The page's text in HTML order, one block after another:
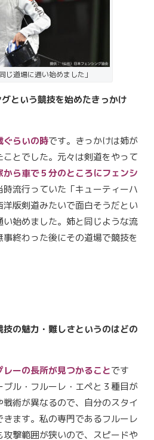
じ道場に通い始めました」
という競技を始めたきっかけ
ぐらいの時です。きっかけは姉が
とでした。元々は剣道をやって
から車で５分のところにフェンシ
時流行っていた「キューティーハ
版剣道みたいで面白そうだとい
始めました。姉と同じような流
終わった後にその道場で競技を
の魅力・難しさというのはどの
レーの長所が見つかることです
ル・フルーレ・エペと３種目が
術が異なるので、自分のスタイ
ます。私の専門であるフルーレ
撃範囲が狭いので、スピードや